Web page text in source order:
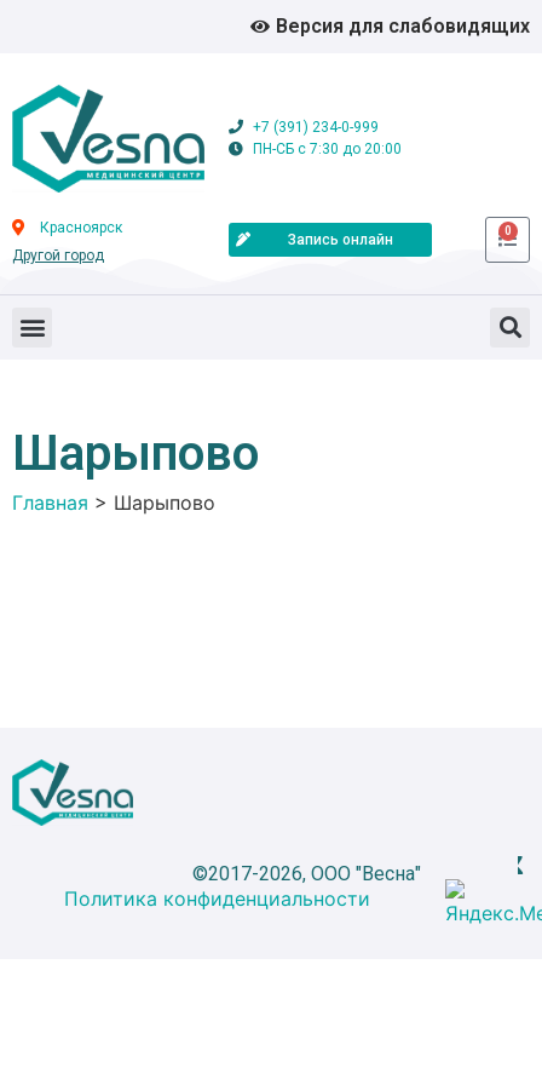
Версия для слабовидящих
+7 (391) 234-0-999
ПН-СБ с 7:30 до 20:00
Красноярск
Другой город
Запись онлайн
0
Шарыпово
Главная > Шарыпово
©2017-2026, ООО "Весна"
Политика конфиденциальности